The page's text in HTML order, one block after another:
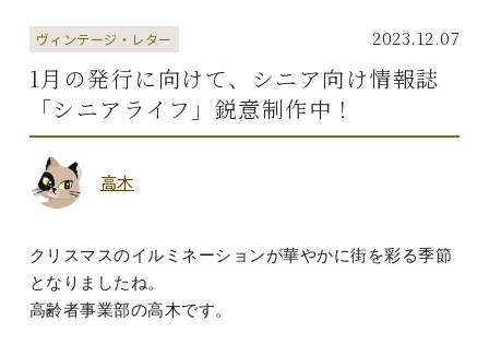
ヴィンテージ・レター 2023.12.07
1月の発行に向けて、シニア向け情報誌
「シニアライフ」鋭意制作中！
高木
クリスマスのイルミネーションが華やかに街を彩る季節
となりましたね。
高齢者事業部の高木です。